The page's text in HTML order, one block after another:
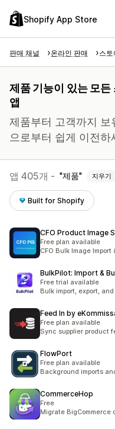
Shopify App Store
판매 채널 온라인 판매 스
제품 기능이 있는 모
앱
제품부터 고객까지
으로부터 쉽게 이전하
앱 405개 - 제품 지우기
Built for Shopify
CFO Product Image
Free plan available
CFO Bulk Image Import
BulkPilot: Import &
Free trial available
Bulk import, export,
Feed In by
Free plan available
Sync supplier product
FlowPort
Free plan available
Background imports
CommerceHop
Free
Migrate